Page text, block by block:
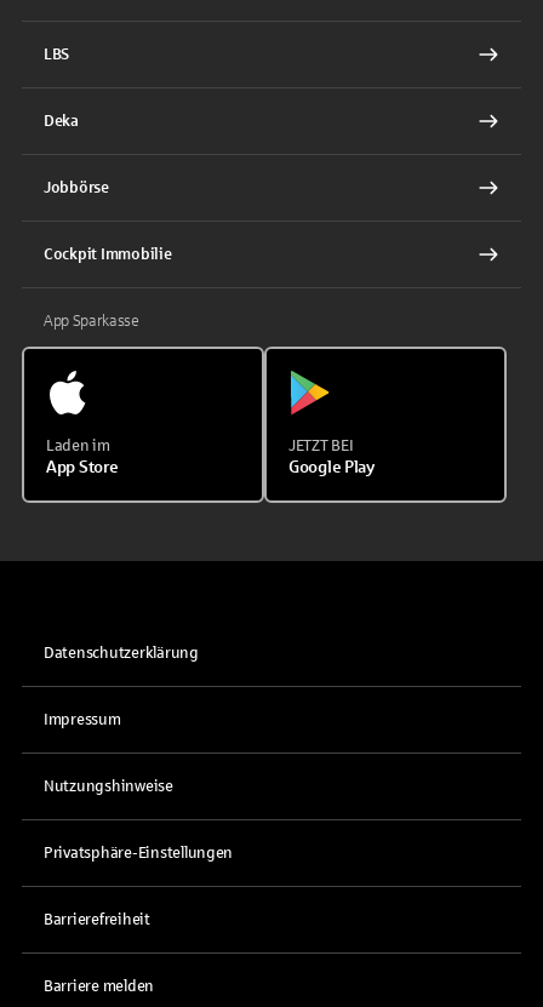
LBS
Deka
Jobbörse
Cockpit Immobilie
App Sparkasse
Laden im
App Store
JETZT BEI
Google Play
Datenschutzerklärung
Impressum
Nutzungshinweise
Privatsphäre-Einstellungen
Barrierefreiheit
Barriere melden